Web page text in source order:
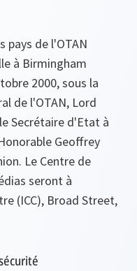
pays de l'OTAN
à Birmingham
2000, sous la
de l'OTAN, Lord
Secrétaire d'Etat à
Geoffrey
Le Centre de
seront à
(ICC), Broad Street,